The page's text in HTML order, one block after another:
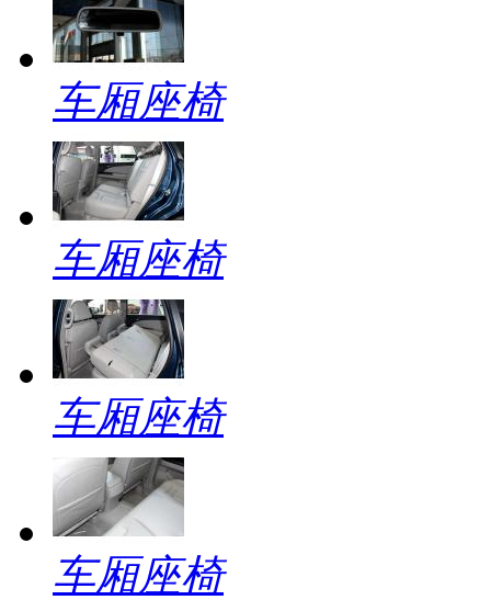
车厢座椅
车厢座椅
车厢座椅
车厢座椅